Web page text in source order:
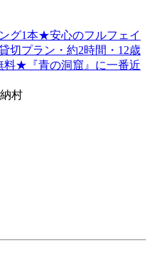
グ1本★安心のフルフェイ
切プラン・約2時間・12歳
料★『青の洞窟』に一番近
村